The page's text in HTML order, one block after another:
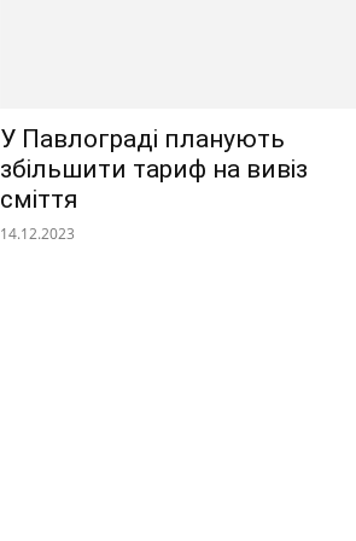
У Павлограді планують
збільшити тариф на вивіз
сміття
14.12.2023